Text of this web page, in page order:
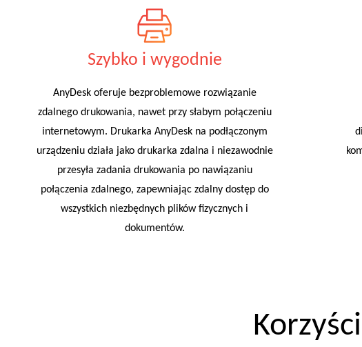
Szybko i wygodnie
AnyDesk oferuje bezproblemowe rozwiązanie
zdalnego drukowania, nawet przy słabym połączeniu
internetowym. Drukarka AnyDesk na podłączonym
urządzeniu działa jako drukarka zdalna i niezawodnie
przesyła zadania drukowania po nawiązaniu
połączenia zdalnego, zapewniając zdalny dostęp do
wszystkich niezbędnych plików fizycznych i
dokumentów.